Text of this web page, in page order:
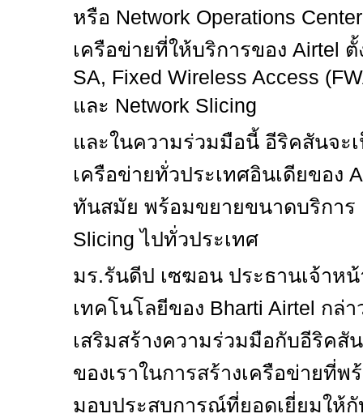
หรือ Network Operations
เครือข่ายที่ให้บริการของ Airtel
SA, Fixed Wireless Access
และ Network Slicing
และในความร่วมมือนี้ อีริคสันจะ
เครือข่ายทั่วประเทศอินเดียของ
ทันสมัย พร้อมขยายขนาดบริการ
Slicingไปทั่วประเทศ
มร.รันดีป เซฆอน ประธานเจ้าห
เทคโนโลยีของ Bharti Airtel กล่า
เสริมสร้างความร่วมมือกับอีริคสั
ของเราในการสร้างเครือข่ายที่
มอบประสบการณ์ที่ยอดเยี่ยมให้กั